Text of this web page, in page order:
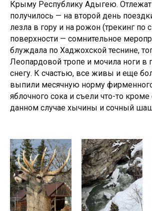
Крыму Республику Адыгею.
получилось — на второй день
лезла в гору и на рожон (трекинг по
поверхности — сомнительное
блуждала по Хаджохской теснине,
Леопардовой тропе и мочила ноги в
снегу. К счастью, все живы и еще
выпили месячную норму
яблочного сока и съели что-то кроме
данном случае хычины и сочный
18+